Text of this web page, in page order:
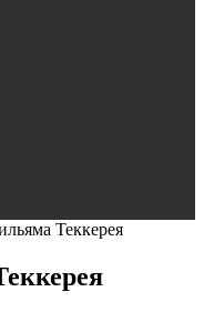
Теккерея